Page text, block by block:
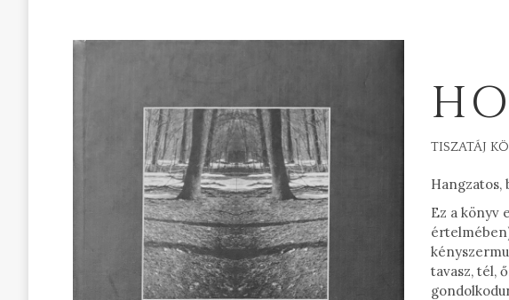
TISZATÁJ
Hangzatos,
Ez a könyv
tavasz, tél,